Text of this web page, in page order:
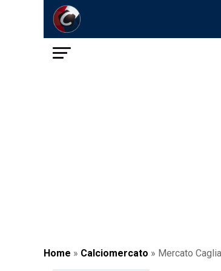
Home » Calciomercato » Mercato